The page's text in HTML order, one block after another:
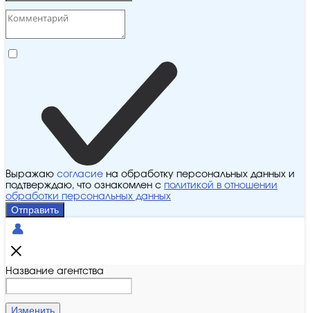
Выражаю согласие на обработку персональных данных и
подтверждаю, что ознакомлен с политикой в отношении
обработки персональных данных
Отправить
Название агентства
Изменить